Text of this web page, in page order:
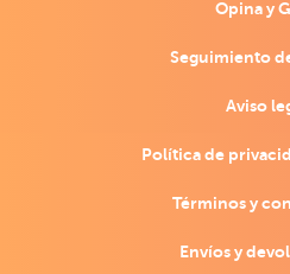
Opina y
Seguimiento
Aviso
Política de
Términos y
Envíos y